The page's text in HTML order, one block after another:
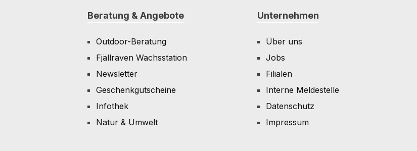
Beratung & Angebote
Outdoor-Beratung
Fjällräven Wachsstation
Newsletter
Geschenkgutscheine
Infothek
Natur & Umwelt
Unternehmen
Über uns
Jobs
Filialen
Interne Meldestelle
Datenschutz
Impressum